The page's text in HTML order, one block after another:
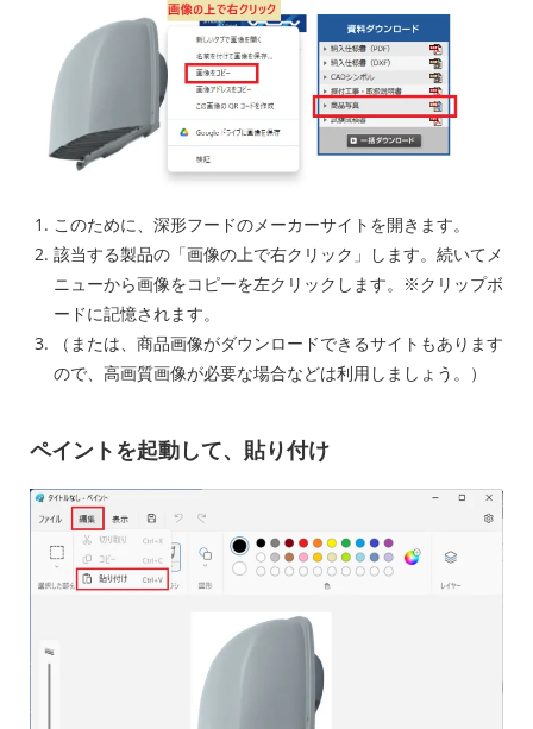
このために、深形フードのメーカーサイトを開きます。
該当する製品の「画像の上で右クリック」します。続いてメ
ニューから画像をコピーを左クリックします。※クリップボ
ードに記憶されます。
（または、商品画像がダウンロードできるサイトもあります
ので、高画質画像が必要な場合などは利用しましょう。）
ペイントを起動して、貼り付け